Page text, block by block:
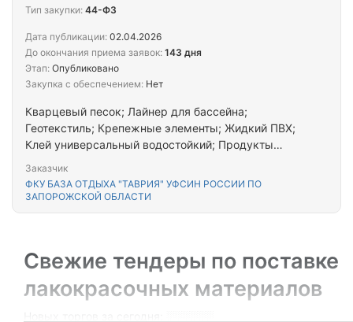
добавки сахара или других подслащивающих или
барабаны, банки (кроме закрываемых пайкой или
отбортовкой), ящики и аналогичные емкости для
любых веществ (кроме газов) вместимостью
менее 50 л из черных металлов, без
механического или теплотехнического
оборудования; Ограды (заборы) металлические;
Стеклопакеты; Блоки оконные пластмассовые;
в другие группировки; Работы завершающие и
отделочные в зданиях и сооружениях, про
Кварцевый песок; Лайнер для бассейна;
Геотекстиль; Крепежные элементы; Жидкий ПВХ;
Клей универсальный водостойкий; Продукты
Пастельное белье
Заказчик
ФКУ БАЗА ОТДЫХА "ТАВРИЯ" УФСИН РОССИИ ПО
ЗАПОРОЖСКОЙ ОБЛАСТИ
Тип закупки: 44-ФЗ
Дата публикации: 02.04.2026
До окончания приема заявок: 143 дня
Этап: Опубликовано
Закупка с обеспечением: Нет
Свежие тендеры по поставке
лакокрасочных материалов